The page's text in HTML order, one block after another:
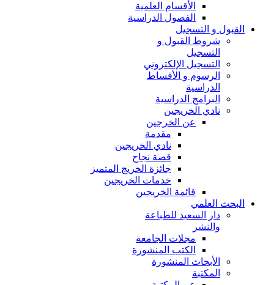
الأقسام العلمية
الفصول الدراسية
القبول و التسجيل
شروط القبول و
التسجيل
التسجيل الإلكتروني
الرسوم و الأقساط
الدراسية
البرامج الدراسية
نادي الخريجين
عن الخرجين
مقدمة
نادي الخريجين
قصة نجاح
جائزة الخريج المتميز
خدمات الخريجين
قائمة الخريجين
البحث العلمي
دار السعيد للطباعة
والنشر
مجلات الجامعة
الكتب المنشورة
الأبحاث المنشورة
المكتبة